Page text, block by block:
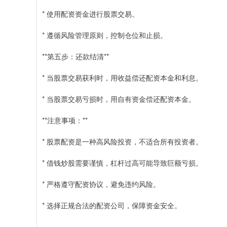
* 使用配资资金进行股票交易。
* 遵循风险管理原则，控制仓位和止损。
**第五步：还款结清**
* 当股票交易获利时，用收益偿还配资本金和利息。
* 当股票交易亏损时，用自有资金偿还配资本金。
**注意事项：**
* 股票配资是一种高风险投资，不适合所有投资者。
* 借钱炒股需要谨慎，杠杆过高可能导致巨额亏损。
* 严格遵守配资协议，避免违约风险。
* 选择正规合法的配资公司，保障资金安全。